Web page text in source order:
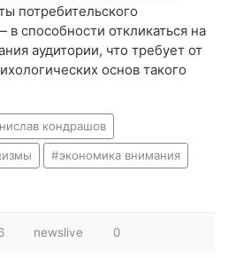
потребительского
в способности откликаться на
аудитории, что требует от
основ такого
кондрашов
экономика внимания
newslive 0